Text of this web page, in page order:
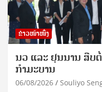
ຂ່າວໜ້າໜຶ່ງ
ນວ ແລະ ຢຸນນານ ສືບ
ກຳມະບານ
06/08/2026 Souliyo